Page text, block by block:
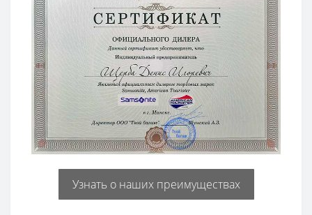
Узнать о наших преимуществах